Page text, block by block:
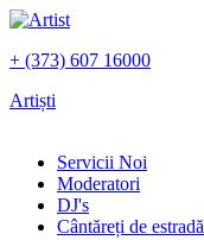
+ (373) 607 16000
Artiști
Servicii Noi
Moderatori
DJ's
Сântăreți de estradă